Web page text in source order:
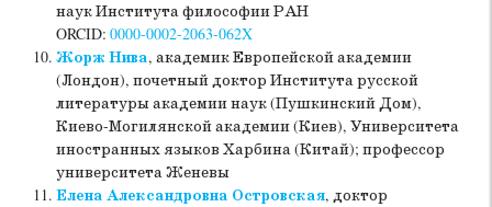
наук Института философии РАН
ORCID: 0000-0002-2063-062X
Жорж Нива, академик Европейской академии
(Лондон), почетный доктор Института русской
литературы академии наук (Пушкинский Дом),
Киево-Могилянской академии (Киев), Университета
иностранных языков Харбина (Китай); профессор
университета Женевы
Елена Александровна Островская, доктор